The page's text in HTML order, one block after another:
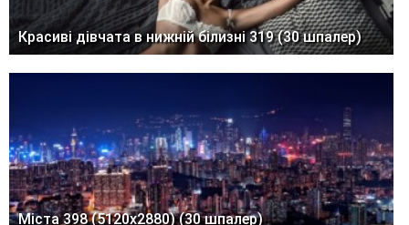
Красиві дівчата в нижній білизні 319 (30 шпалер)
Міста 398 (5120x2880) (30 шпалер)